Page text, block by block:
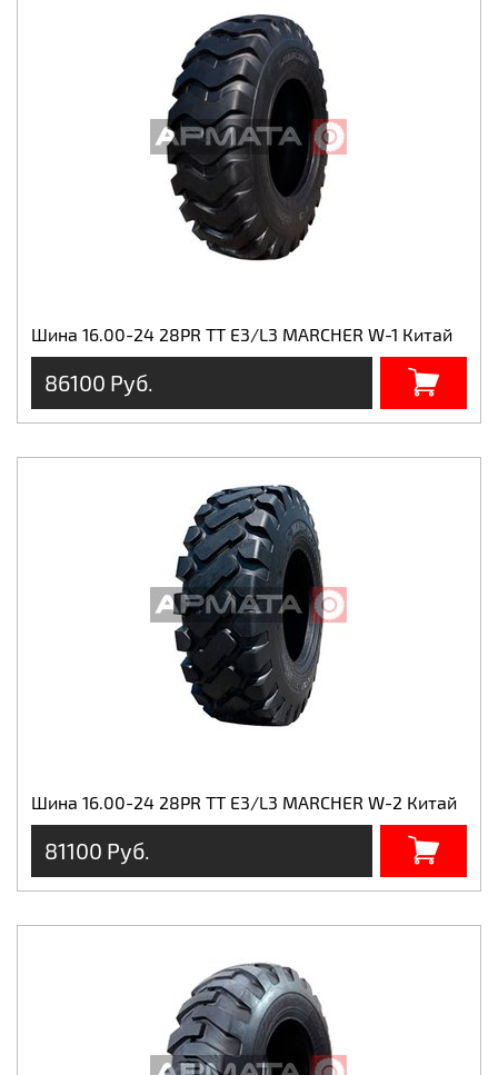
Шина 16.00-24 28PR TT E3/L3 MARCHER W-1 Китай
86100 Руб.
Шина 16.00-24 28PR TT E3/L3 MARCHER W-2 Китай
81100 Руб.